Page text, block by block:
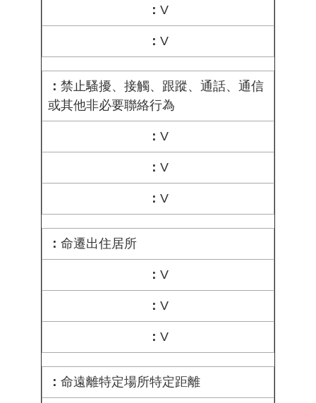
V
V
禁止騷擾、接觸、跟蹤、通話、通信
或其他非必要聯絡行為
V
V
V
命遷出住居所
V
V
V
命遠離特定場所特定距離